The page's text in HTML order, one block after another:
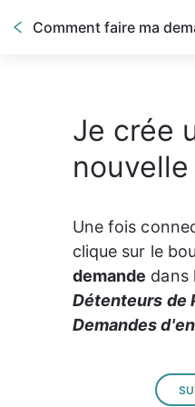
Je crée
Une fois
clique sur le
demande dans
Détenteurs de
Demandes